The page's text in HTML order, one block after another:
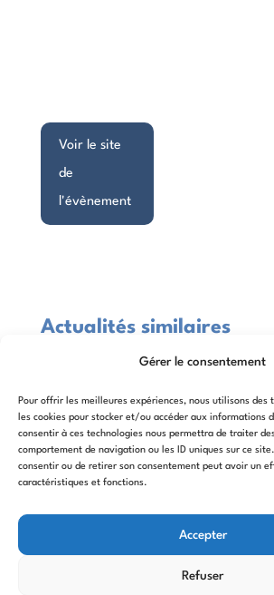
Gérer le consentement
Pour offrir les meilleures expériences, nous utilisons des
les cookies pour stocker et/ou accéder aux informations
consentir à ces technologies nous permettra de traiter
comportement de navigation ou les ID uniques sur ce
consentir ou de retirer son consentement peut avoir un
caractéristiques et fonctions.
Accepter
Refuser
Voir le site
de
l'évènement
Actualités similaires
Il n'y a pas d'événement
pour le moment.
25 avril 2025 - 26 avril 2025
Événement sur toute la